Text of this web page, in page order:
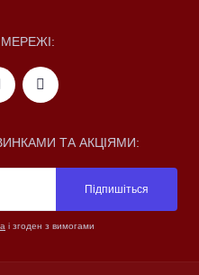
ТА АКЦІЯМИ:
Підпишіться
і згоден з вимогами